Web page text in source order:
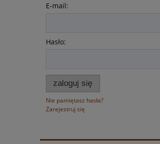
E-mail:
Hasło:
zaloguj się
Nie pamiętasz hasła?
Zarejestruj się